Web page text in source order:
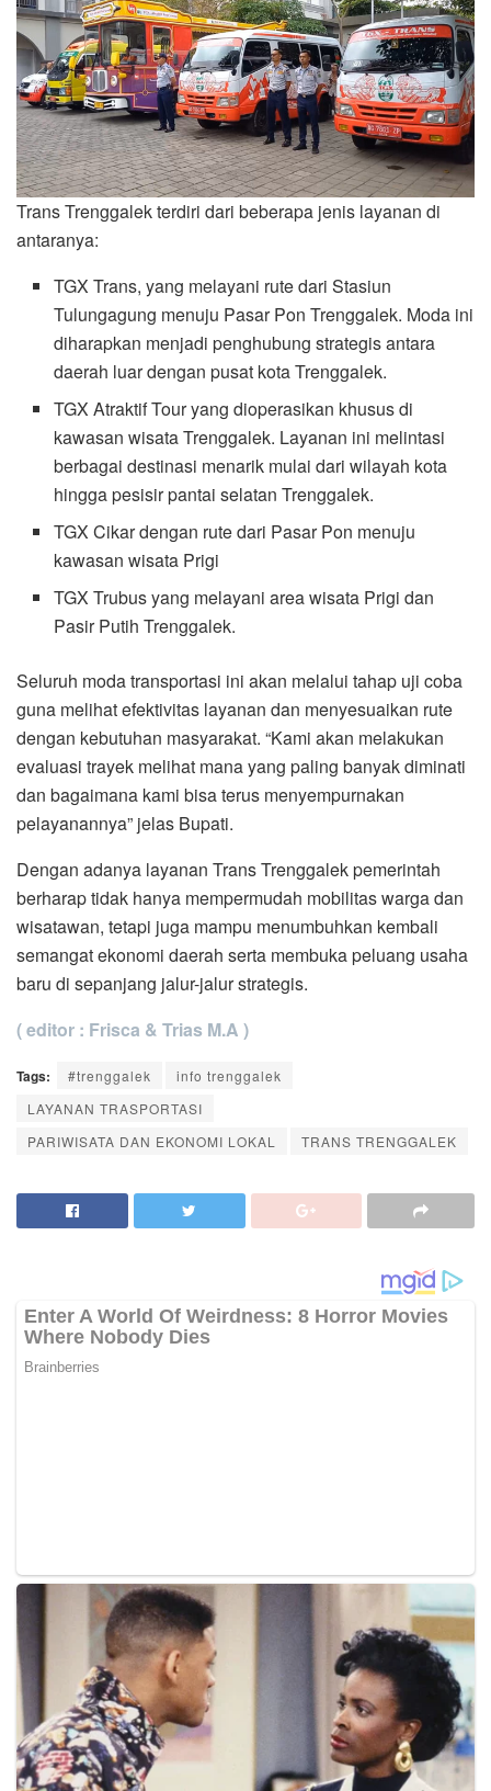
Trans Trenggalek terdiri dari beberapa jenis layanan di
antaranya:
TGX Trans, yang melayani rute dari Stasiun
Tulungagung menuju Pasar Pon Trenggalek. Moda ini
diharapkan menjadi penghubung strategis antara
daerah luar dengan pusat kota Trenggalek.
TGX Atraktif Tour yang dioperasikan khusus di
kawasan wisata Trenggalek. Layanan ini melintasi
berbagai destinasi menarik mulai dari wilayah kota
hingga pesisir pantai selatan Trenggalek.
TGX Cikar dengan rute dari Pasar Pon menuju
kawasan wisata Prigi
TGX Trubus yang melayani area wisata Prigi dan
Pasir Putih Trenggalek.
Seluruh moda transportasi ini akan melalui tahap uji coba
guna melihat efektivitas layanan dan menyesuaikan rute
dengan kebutuhan masyarakat. “Kami akan melakukan
evaluasi trayek melihat mana yang paling banyak diminati
dan bagaimana kami bisa terus menyempurnakan
pelayanannya” jelas Bupati.
Dengan adanya layanan Trans Trenggalek pemerintah
berharap tidak hanya mempermudah mobilitas warga dan
wisatawan, tetapi juga mampu menumbuhkan kembali
semangat ekonomi daerah serta membuka peluang usaha
baru di sepanjang jalur-jalur strategis.
( editor : Frisca & Trias M.A )
Tags: #trenggalek
info trenggalek
LAYANAN TRASPORTASI
PARIWISATA DAN EKONOMI LOKAL
TRANS TRENGGALEK